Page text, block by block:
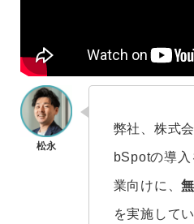
弊社、株式
bSpotの導
業向けに、
を実施して